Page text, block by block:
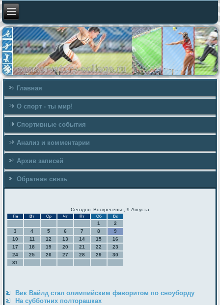
Главная
О спорт - ты мир!
Спортивные события
Анализ и комментарии
Архив записей
Обратная связь
Сегодня: Воскресенье, 9 Августа
Пн Вт Ср Чт Пт Сб Вс
1
2
3
4 5 6 7 8
9
10
11 12 13 14 15
16
17
18 19 20 21 22
23
24
25 26 27 28 29
30
31
Вик Вайлд стал олимпийским фаворитом по сноуборду
На субботних полторашках